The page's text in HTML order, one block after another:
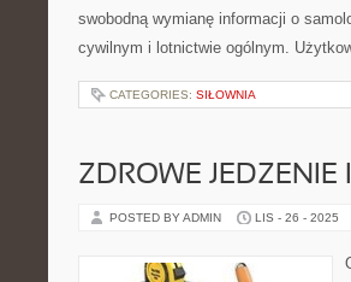
swobodną wymianę informacji o
cywilnym i lotnictwie ogólnym.
CATEGORIES: SIŁOWNIA
ZDROWE
POSTED BY ADMIN LIS - 26 - 2025